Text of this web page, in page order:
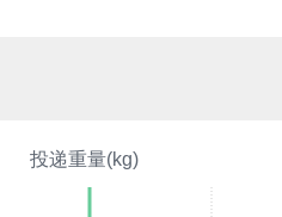
投递重量(kg)